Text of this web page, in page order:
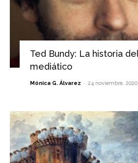
Ted Bundy: La historia
mediático
Mónica G. Álvarez - 24 noviembre, 2020